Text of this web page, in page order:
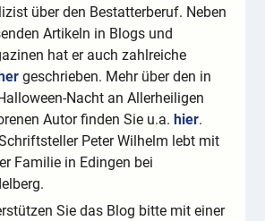
über den Bestatterberuf. Neben
Artikeln in Blogs und
hat er auch zahlreiche
geschrieben. Mehr über den in
Nacht an Allerheiligen
Autor finden Sie u.a.hier.
Peter Wilhelm lebt mit
Familie in Edingen bei
Sie das Blog bitte mit einer